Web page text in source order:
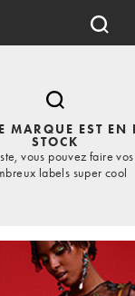
MARQUE EST EN
STOCK
vous pouvez faire
labels super cool